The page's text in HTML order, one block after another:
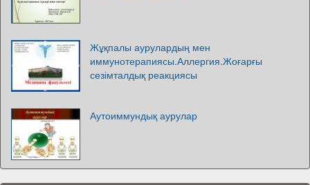
Жұқпалы аурулардың мен
иммунотерапиясы.Аллергия.Жоғарғы
сезімталдық реакциясы
Аутоиммундық аурулар